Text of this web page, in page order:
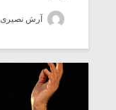
آرش نصیری